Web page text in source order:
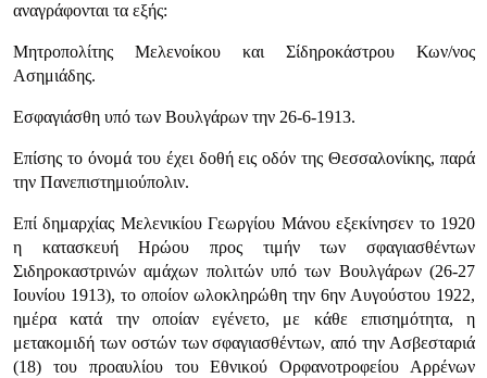
αναγράφονται τα εξής:
Μητροπολίτης Μελενοίκου και Σίδηροκάστρου Κων/νος
Ασημιάδης.
Εσφαγιάσθη υπό των Βουλγάρων την 26-6-1913.
Επίσης το όνομά του έχει δοθή εις οδόν της Θεσσαλονίκης, παρά
την Πανεπιστημιούπολιν.
Επί δημαρχίας Μελενικίου Γεωργίου Μάνου εξεκίνησεν το 1920
η κατασκευή Ηρώου προς τιμήν των σφαγιασθέντων
Σιδηροκαστρινών αμάχων πολιτών υπό των Βουλγάρων (26-27
Ιουνίου 1913), το οποίον ωλοκληρώθη την 6ην Αυγούστου 1922,
ημέρα κατά την οποίαν εγένετο, με κάθε επισημό­τητα, η
μετακομιδή των οστών των σφαγιασθέντων, από την Ασβεσταριά
(18) του προαυλίου του Εθνικού Ορφανοτροφείου Αρρένων